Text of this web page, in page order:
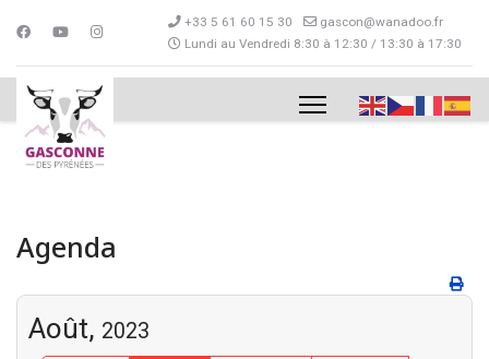
+33 5 61 60 15 30
gascon@wanadoo.fr
Lundi au Vendredi 8:30 à 12:30 / 13:30 à 17:30
Agenda
Août, 2023